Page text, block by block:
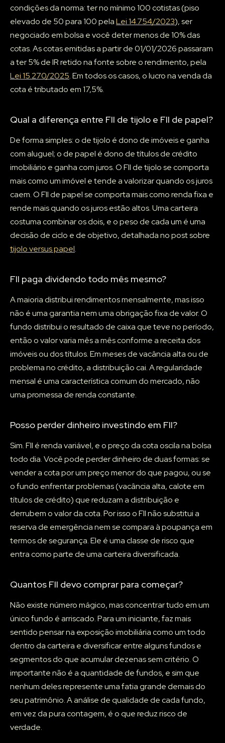
condições da norma: ter no mínimo 100 cotistas (piso
elevado de 50 para 100 pelaLei 14.754/2023), ser
negociado em bolsa e você deter menos de 10% das
cotas. As cotas emitidas a partir de 01/01/2026 passaram
a ter 5% de IR retido na fonte sobre o rendimento, pela
Lei 15.270/2025. Em todos os casos, o lucro na venda da
cota é tributado em 17,5%.
Qual a diferença entre FII de tijolo e FII de papel?
De forma simples: o de tijolo é dono de imóveis e ganha
com aluguel; o de papel é dono de títulos de crédito
imobiliário e ganha com juros. O FII de tijolo se comporta
mais como um imóvel e tende a valorizar quando os juros
caem. O FII de papel se comporta mais como renda fixa e
rende mais quando os juros estão altos. Uma carteira
costuma combinar os dois, e o peso de cada um é uma
decisão de ciclo e de objetivo, detalhada no post sobre
tijolo versus papel.
FII paga dividendo todo mês mesmo?
A maioria distribui rendimentos mensalmente, mas isso
não é uma garantia nem uma obrigação fixa de valor. O
fundo distribui o resultado de caixa que teve no período,
então o valor varia mês a mês conforme a receita dos
imóveis ou dos títulos. Em meses de vacância alta ou de
problema no crédito, a distribuição cai. A regularidade
mensal é uma característica comum do mercado, não
uma promessa de renda constante.
Posso perder dinheiro investindo em FII?
Sim. FII é renda variável, e o preço da cota oscila na bolsa
todo dia. Você pode perder dinheiro de duas formas: se
vender a cota por um preço menor do que pagou, ou se
o fundo enfrentar problemas (vacância alta, calote em
títulos de crédito) que reduzam a distribuição e
derrubem o valor da cota. Por isso o FII não substitui a
reserva de emergência nem se compara à poupança em
termos de segurança. Ele é uma classe de risco que
entra como parte de uma carteira diversificada.
Quantos FII devo comprar para começar?
Não existe número mágico, mas concentrar tudo em um
único fundo é arriscado. Para um iniciante, faz mais
sentido pensar na exposição imobiliária como um todo
dentro da carteira e diversificar entre alguns fundos e
segmentos do que acumular dezenas sem critério. O
importante não é a quantidade de fundos, e sim que
nenhum deles represente uma fatia grande demais do
seu patrimônio. A análise de qualidade de cada fundo,
em vez da pura contagem, é o que reduz risco de
verdade.